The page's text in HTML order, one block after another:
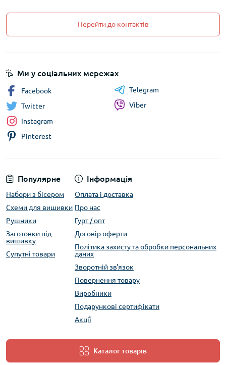
Перейти до контактів
Популярне
Набори з бісером
Схеми для вишивки
Рушники
Заготовки під
вишивку
Супутні товари
Інформація
Оплата і доставка
Про нас
Гурт / опт
Договір оферти
Політика захисту та обробки персональних
даних
Зворотній зв'язок
Повернення товару
Виробники
Подарункові сертифікати
Акції
Каталог товарів
Ми у соціальних мережах
Facebook
Twitter
Instagram
Pinterest
Telegram
Viber